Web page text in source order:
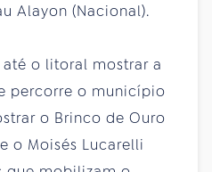
Alayon (Nacional).
o litoral mostrar a
percorre o município
o Brinco de Ouro
o Moisés Lucarelli